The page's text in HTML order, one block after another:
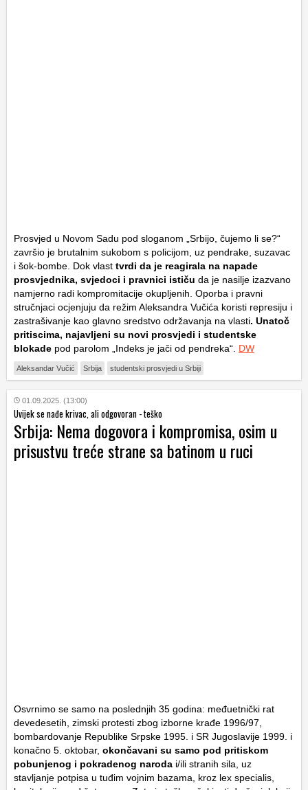
Prosvjed u Novom Sadu pod sloganom „Srbijo, čujemo li se?“
završio je brutalnim sukobom s policijom, uz pendrake, suzavac
i šok-bombe. Dok vlast tvrdi da je reagirala na napade
prosvjednika, svjedoci i pravnici ističu da je nasilje izazvano
namjerno radi kompromitacije okupljenih. Oporba i pravni
stručnjaci ocjenjuju da režim Aleksandra Vučića koristi represiju i
zastrašivanje kao glavno sredstvo održavanja na vlasti. Unatoč
pritiscima, najavljeni su novi prosvjedi i studentske
blokade pod parolom „Indeks je jači od pendreka“. DW
Aleksandar Vučić Srbija studentski prosvjedi u Srbiji
01.09.2025. (13:00)
Uvijek se nađe krivac, ali odgovoran - teško
Srbija: Nema dogovora i kompromisa, osim u
prisustvu treće strane sa batinom u ruci
Osvrnimo se samo na poslednjih 35 godina: međuetnički rat
devedesetih, zimski protesti zbog izborne krađe 1996/97,
bombardovanje Republike Srpske 1995. i SR Jugoslavije 1999. i
konačno 5. oktobar, okončavani su samo pod pritiskom
pobunjenog i pokradenog naroda i/ili stranih sila, uz
stavljanje potpisa u tuđim vojnim bazama, kroz lex specialis,